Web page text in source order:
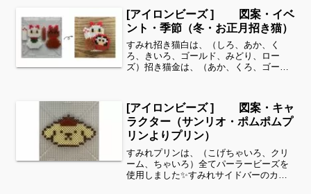
モンピンク、パステルむらさき、さくら
いろ、ゴールド）オーナメン...
[アイロンビーズ ] 図案・イベ
ント・季節（冬・お正月招き猫）
すみれ招き猫白は、（しろ、あか、く
ろ、きいろ、ゴールド、みどり、ロー
ズ）招き猫金は、（あか、くろ、ゴール
ー欄より、花・虫などシリーズ別に図案
を見ることができます！お時間...
[アイロンビーズ ] 図案・キャ
ラクター（サンリオ・ポムポムプ
リンよりプリン）
すみれプリンは、（こげちゃいろ、クリ
ーム、ちゃいろ）全てパーラービーズを
使用しました✨すみれサイドバーのカテ